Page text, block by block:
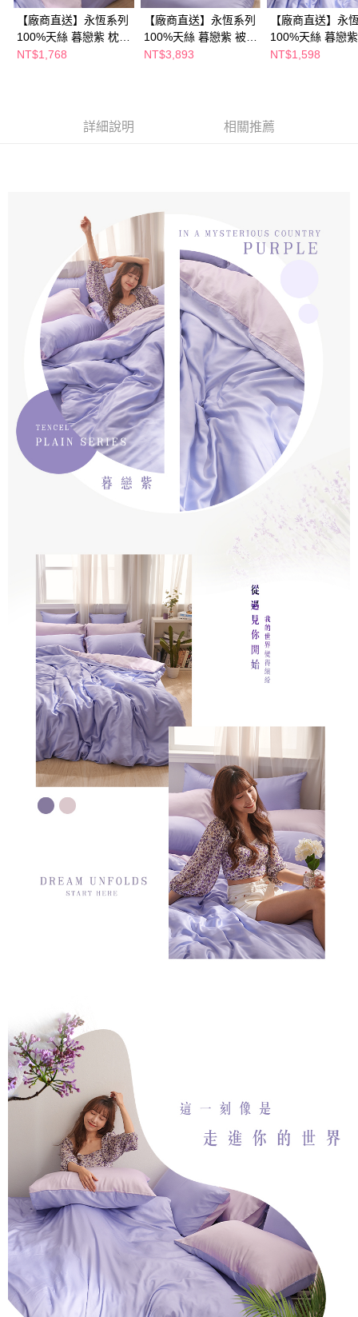
【廠商直送】永恆系列
100%天絲 暮戀紫 枕套
床包組-加大
NT$1,768
【廠商直送】永恆系列
100%天絲 暮戀紫 被套
床包組-特大
NT$3,893
【廠商直送】永
100%天絲 暮戀
床包組-雙人
NT$1,598
詳細說明 相關推薦